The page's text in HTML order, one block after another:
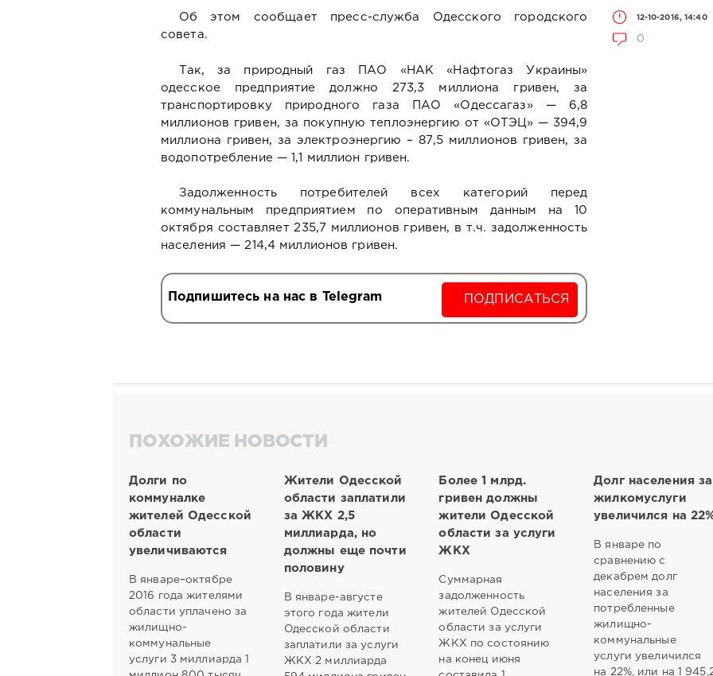
12-10-2016, 14:40
0
Об этом сообщает пресс-служба Одесского городского
совета.
Так, за природный газ ПАО «НАК «Нафтогаз Украины»
одесское предприятие должно 273,3 миллиона гривен, за
транспортировку природного газа ПАО «Одессагаз» — 6,8
миллионов гривен, за покупную теплоэнергию от «ОТЭЦ» — 394,9
миллиона гривен, за электроэнергию – 87,5 миллионов гривен, за
водопотребление — 1,1 миллион гривен.
Задолженность потребителей всех категорий перед
коммунальным предприятием по оперативным данным на 10
октября составляет 235,7 миллионов гривен, в т.ч. задолженность
населения — 214,4 миллионов гривен.
Подпишитесь на нас в Telegram ПОДПИСАТЬСЯ
ПОХОЖИЕ НОВОСТИ
Долги по
коммуналке
жителей Одесской
области
увеличиваются
В январе–октябре
2016 года жителями
области уплачено за
жилищно-
коммунальные
услуги 3 миллиарда 1
Жители Одесской
области заплатили
за ЖКХ 2,5
миллиарда, но
должны еще почти
половину
В январе-августе
этого года жители
Одесской области
заплатили за услуги
ЖКХ 2 миллиарда
Более 1 млрд.
гривен должны
жители Одесской
области за услуги
ЖКХ
Суммарная
задолженность
жителей Одесской
области за услуги
ЖКХ по состоянию
на конец июня
Долг населения за
жилкомуслуги
увеличился на
В январе по
сравнению с
декабрем долг
населения за
потребленные
жилищно-
коммунальные
услуги увеличился
на 22%, или на 1